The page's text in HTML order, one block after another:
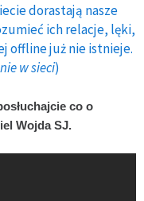
dorastają nasze
ich relacje, lęki,
offline już nie istnieje.
w sieci)
co o
Wojda SJ.